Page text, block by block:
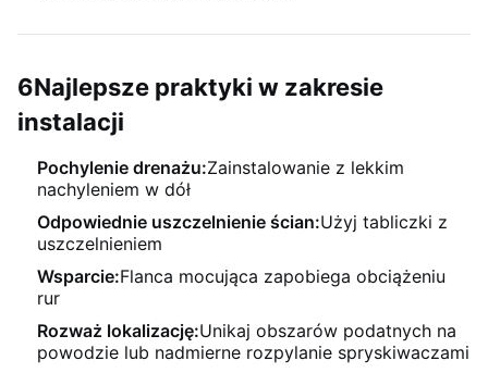
6Najlepsze praktyki w zakresie
instalacji
Pochylenie drenażu:Zainstalowanie z lekkim
nachyleniem w dół
Odpowiednie uszczelnienie ścian:Użyj tabliczki z
uszczelnieniem
Wsparcie:Flanca mocująca zapobiega obciążeniu
rur
Rozważ lokalizację:Unikaj obszarów podatnych na
powodzie lub nadmierne rozpylanie spryskiwaczami